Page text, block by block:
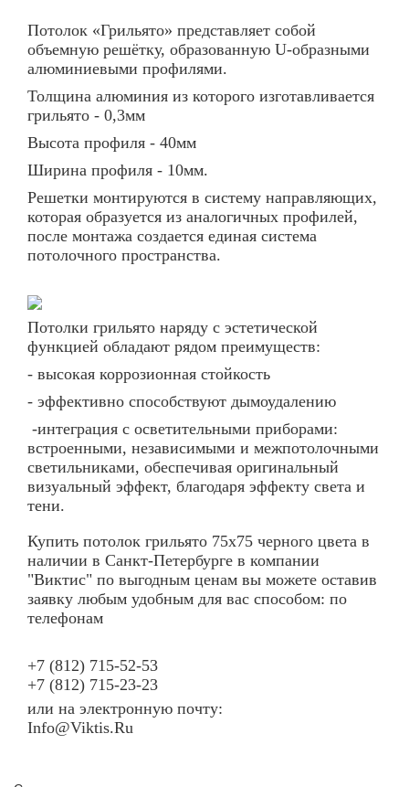
Потолок «Грильято» представляет собой
объемную решётку, образованную U-образными
алюминиевыми профилями.
Толщина алюминия из которого изготавливается
грильято - 0,3мм
Высота профиля - 40мм
Ширина профиля - 10мм.
Решетки монтируются в систему направляющих,
которая образуется из аналогичных профилей,
после монтажа создается единая система
потолочного пространства.
Потолки грильято наряду с эстетической
функцией обладают рядом преимуществ:
- высокая коррозионная стойкость
- эффективно способствуют дымоудалению
-интеграция с осветительными приборами:
встроенными, независимыми и межпотолочными
светильниками, обеспечивая оригинальный
визуальный эффект, благодаря эффекту света и
тени.
Купить потолок грильято 75х75 черного цвета в
наличии в Санкт-Петербурге в компании
"Виктис" по выгодным ценам вы можете оставив
заявку любым удобным для вас способом: по
телефонам
+7 (812) 715-52-53
+7 (812) 715-23-23
или на электронную почту:
Info@Viktis.Ru